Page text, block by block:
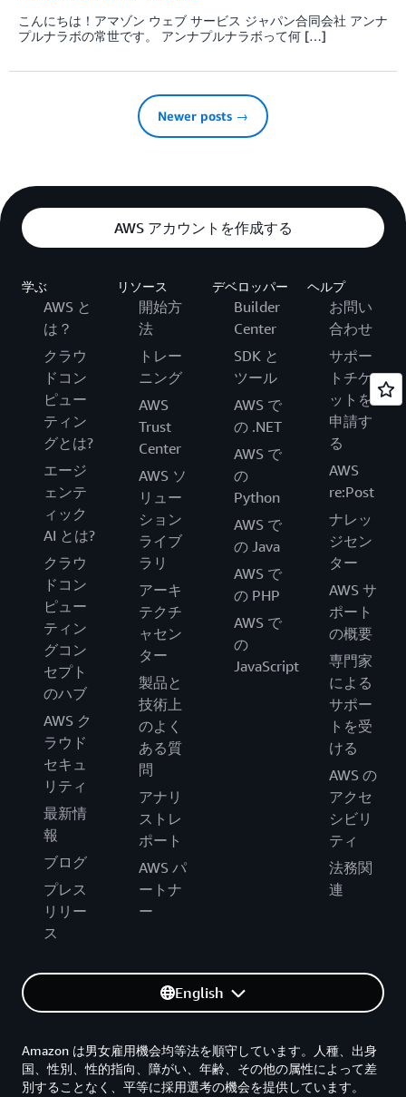
こんにちは！アマゾン ウェブ サービス ジャパン合同会社 アンナ
プルナラボの常世です。 アンナプルナラボって何 […]
Newer posts →
AWS アカウントを作成する
学ぶ
AWS と
は？
クラウ
ドコン
ピュー
ティン
グとは?
エージ
ェンテ
ィック
AI とは?
クラウ
ドコン
ピュー
ティン
グコン
セプト
のハブ
AWS ク
ラウド
セキュ
リティ
最新情
報
ブログ
プレス
リリー
ス
リソース
開始方
法
トレー
ニング
AWS
Trust
Center
AWS ソ
リュー
ション
ライブ
ラリ
アーキ
テクチ
ャセン
ター
製品と
技術上
のよく
ある質
問
アナリ
ストレ
ポート
AWS パ
ートナ
ー
デベロッパー
Builder
Center
SDK と
ツール
AWS で
の .NET
AWS で
の
Python
AWS で
の Java
AWS で
の PHP
AWS で
の
JavaScript
ヘルプ
お問い
合わせ
サポー
トチケ
ットを
申請す
る
AWS
re:Post
ナレッ
ジセン
ター
AWS サ
ポート
の概要
専門家
による
サポー
トを受
ける
AWS の
アクセ
シビリ
ティ
法務関
連
English
Amazon は男女雇用機会均等法を順守しています。人種、出身
国、性別、性的指向、障がい、年齢、その他の属性によって差
別することなく、平等に採用選考の機会を提供しています。